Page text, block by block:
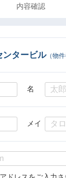
内容確認
ンタービル（物
名
メイ